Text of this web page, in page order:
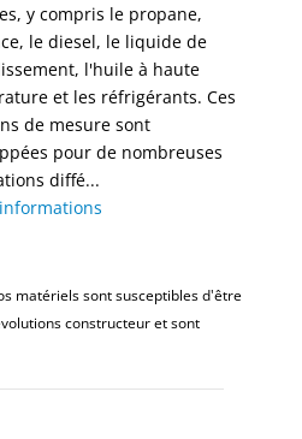
y compris le propane,
le diesel, le liquide de
l'huile à haute
et les réfrigérants. Ces
de mesure sont
pour de nombreuses
diffé...
matériels sont susceptibles d'être
constructeur et sont